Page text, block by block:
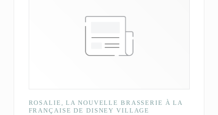
ROSALIE, LA NOUVELLE BRASSERIE À LA
FRANÇAISE DE DISNEY VILLAGE